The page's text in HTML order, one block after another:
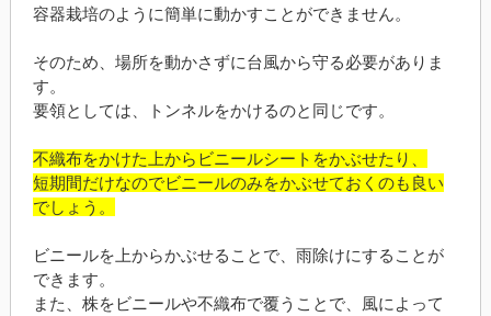
容器栽培のように簡単に動かすことができません。
そのため、場所を動かさずに台風から守る必要がありま
す。
要領としては、トンネルをかけるのと同じです。
不織布をかけた上からビニールシートをかぶせたり、
短期間だけなのでビニールのみをかぶせておくのも良い
でしょう。
ビニールを上からかぶせることで、雨除けにすることが
できます。
また、株をビニールや不織布で覆うことで、風によって